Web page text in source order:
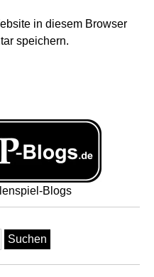
in diesem Browser
speichern.
Blogs